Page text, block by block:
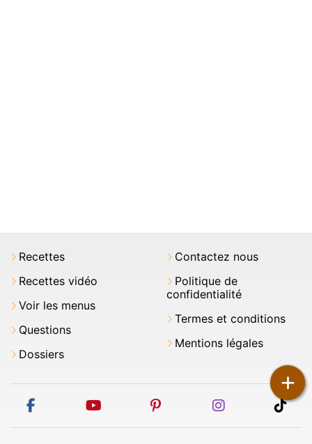
+
Recettes
Recettes vidéo
Voir les menus
Questions
Dossiers
Contactez nous
Politique de
confidentialité
Termes et conditions
Mentions légales
facebook youtube pinterest instagram